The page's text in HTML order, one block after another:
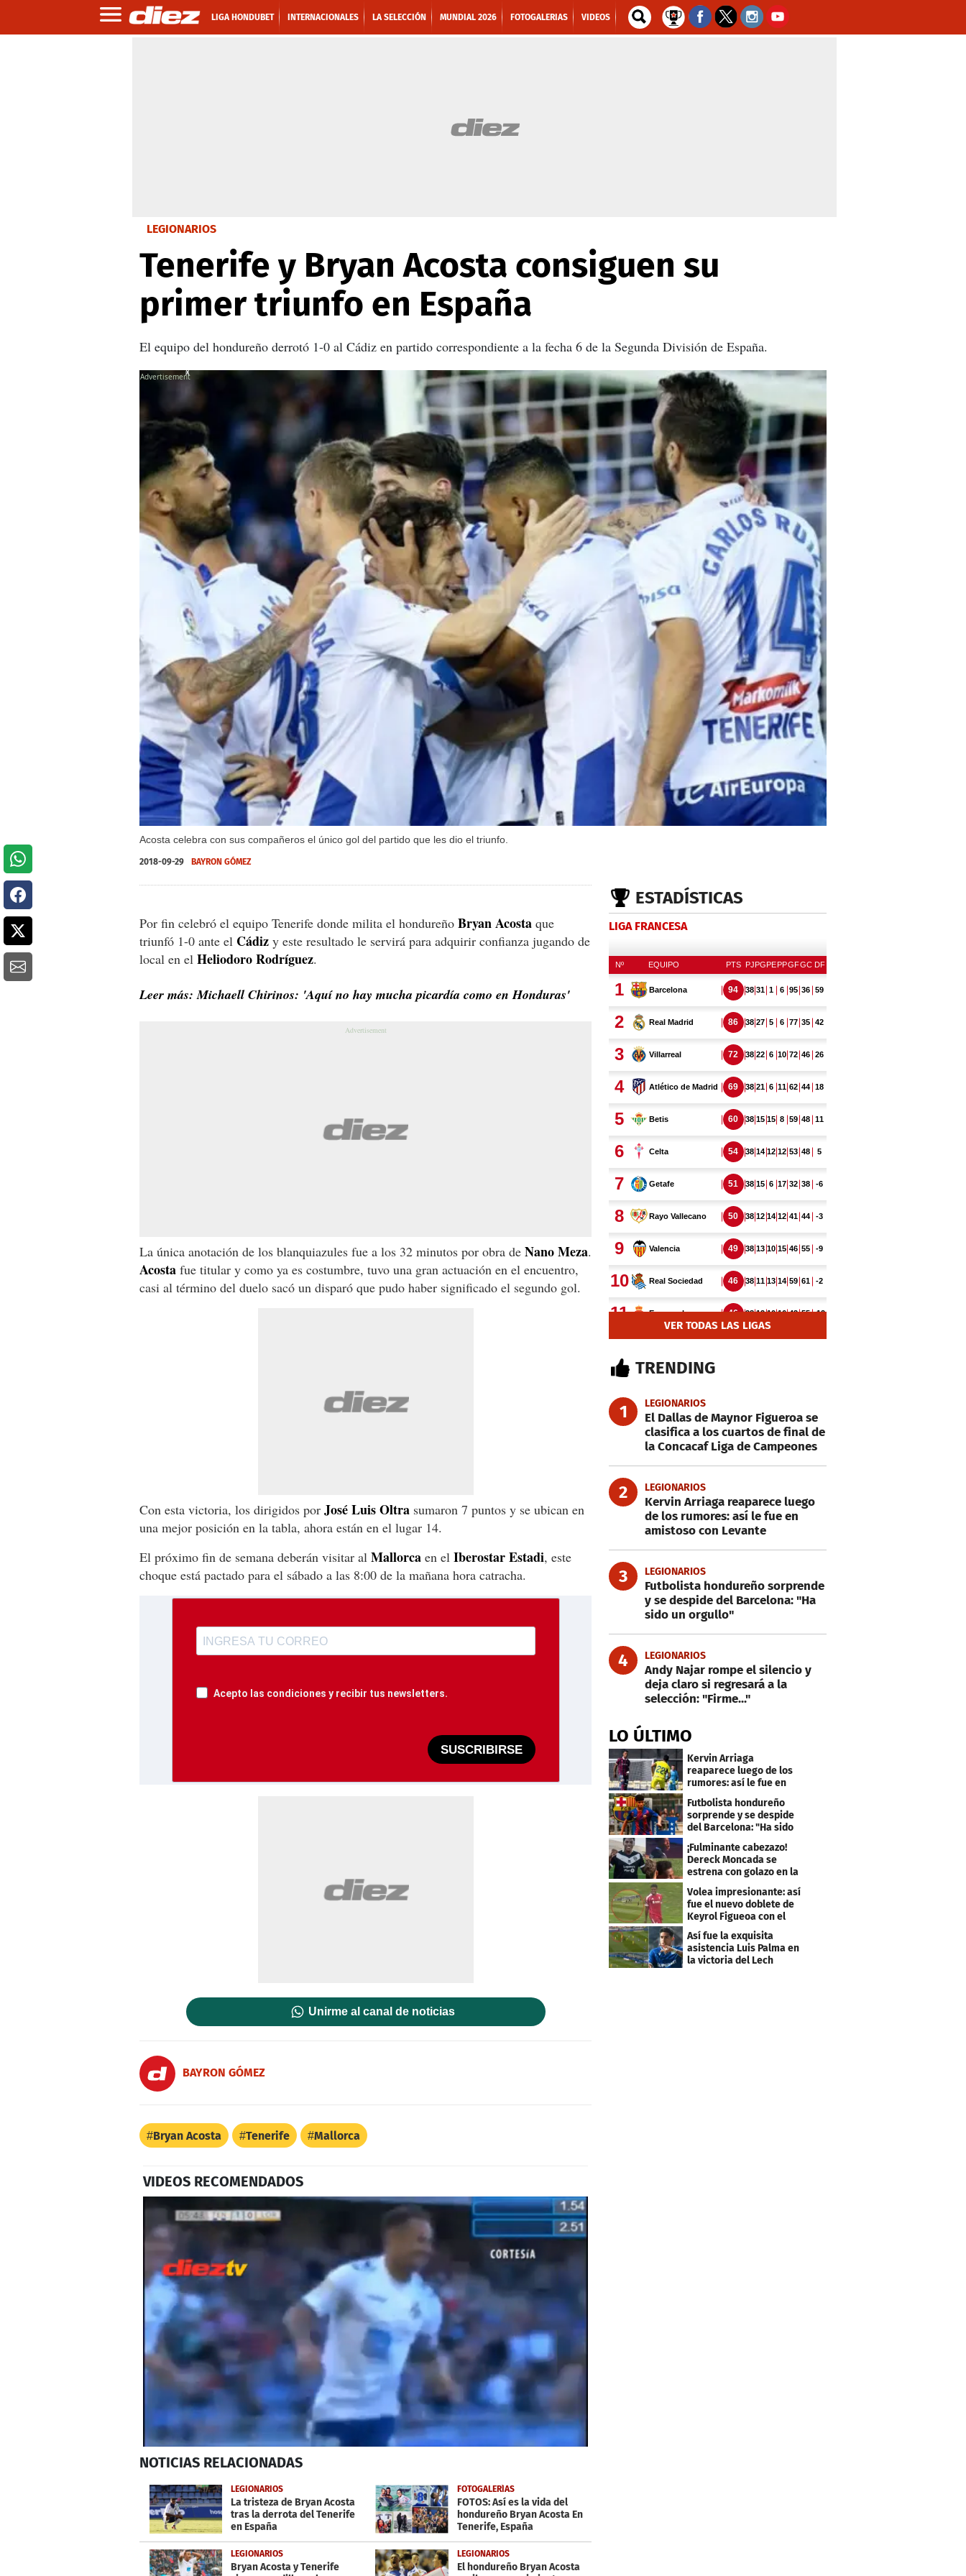
LIGA HONDUBET INTERNACIONALES LA SELECCIÓN MUNDIAL 2026 FOTOGALERIAS VIDEOS
LEGIONARIOS
Tenerife y Bryan Acosta consiguen su
primer triunfo en España
El equipo del hondureño derrotó 1-0 al Cádiz en partido correspondiente a la fecha 6 de la Segunda División de España.
Acosta celebra con sus compañeros el único gol del partido que les dio el triunfo.
X
2018-09-29 BAYRON GÓMEZ
Por fin celebró el equipo Tenerife donde milita el hondureño BryanAcosta que
triunfó 1-0 ante el Cádiz y este resultado le servirá para adquirir confianza jugando de
local en el HeliodoroRodríguez.
Leer más: Michaell Chirinos: 'Aquí no hay mucha picardía como en Honduras'
La única anotación de los blanquiazules fue a los 32 minutos por obra de Nano Meza.
Acosta fue titular y como ya es costumbre, tuvo una gran actuación en el encuentro,
casi al término del duelo sacó un disparó que pudo haber significado el segundo gol.
Con esta victoria, los dirigidos por José Luis Oltra sumaron 7 puntos y se ubican en
una mejor posición en la tabla, ahora están en el lugar 14.
El próximo fin de semana deberán visitar al Mallorca en el Iberostar Estadi, este
choque está pactado para el sábado a las 8:00 de la mañana hora catracha.
Acepto las condiciones y recibir tus newsletters.
SUSCRIBIRSE
Unirme al canal de noticias
BAYRON GÓMEZ
Bryan Acosta Tenerife Mallorca
VIDEOS RECOMENDADOS
seconds
39
secondsVolume
0%
NOTICIAS RELACIONADAS
LEGIONARIOS
La tristeza de Bryan Acosta
tras la derrota del Tenerife
en España
FOTOGALERÍAS
FOTOS: Así es la vida del
hondureño Bryan Acosta En
Tenerife, España
LEGIONARIOS
Bryan Acosta y Tenerife
LEGIONARIOS
El hondureño Bryan Acosta
ESTADÍSTICAS
LIGA FRANCESA
VER TODAS LAS LIGAS
TRENDING
1 LEGIONARIOS
El Dallas de Maynor Figueroa se
clasifica a los cuartos de final de
la Concacaf Liga de Campeones
2 LEGIONARIOS
Kervin Arriaga reaparece luego
de los rumores: así le fue en
amistoso con Levante
3 LEGIONARIOS
Futbolista hondureño sorprende
y se despide del Barcelona: "Ha
sido un orgullo"
4 LEGIONARIOS
Andy Najar rompe el silencio y
deja claro si regresará a la
selección: "Firme..."
LO ÚLTIMO
Kervin Arriaga
reaparece luego de los
rumores: así le fue en
amistoso con Levante
Futbolista hondureño
sorprende y se despide
del Barcelona: "Ha sido
un orgullo"
¡Fulminante cabezazo!
Dereck Moncada se
estrena con golazo en la
Liga de Suiza
Volea impresionante: así
fue el nuevo doblete de
Keyrol Figueoa con el
Liverpool
Así fue la exquisita
asistencia Luis Palma en
la victoria del Lech